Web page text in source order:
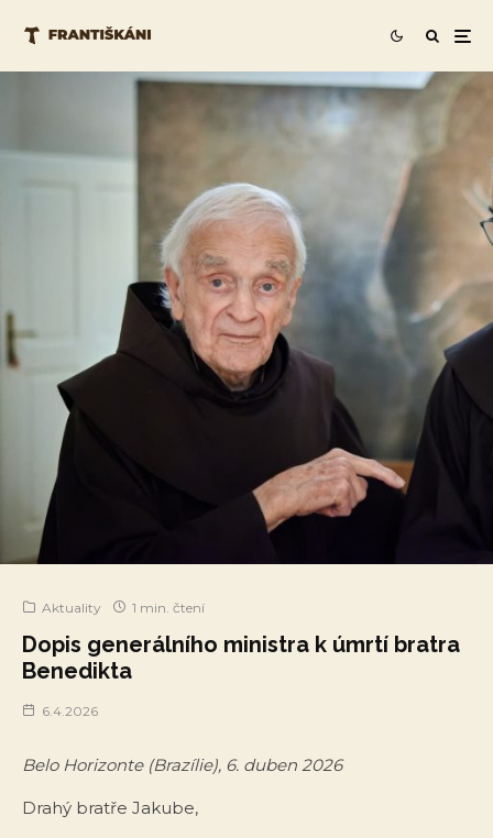
Aktuality 1 min. čtení
Dopis generálního ministra k úmrtí bratra
Benedikta
6.4.2026
Belo Horizonte (Brazílie), 6. duben 2026
Drahý bratře Jakube,